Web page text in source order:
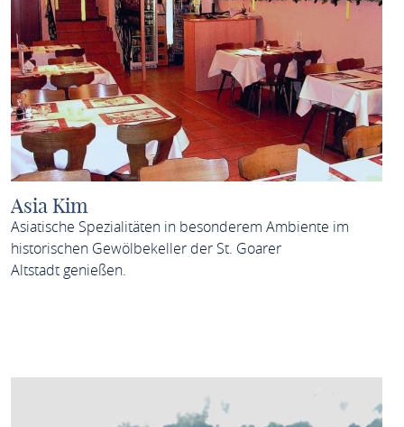
Asia Kim
Asiatische Spezialitäten in besonderem Ambiente im
historischen Gewölbekeller der St. Goarer
Altstadt genießen.